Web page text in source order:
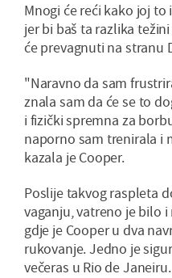
Mnogi će reći kako joj
jer bi baš ta razlika
će prevagnuti na stranu
"Naravno da sam
znala sam da će se to
i fizički spremna za
naporno sam trenirala i
kazala je Cooper.
Poslije takvog raspleta
vaganju, vatreno je bilo
gdje je Cooper u dva
rukovanje. Jedno je
večeras u Rio de Janeiru.